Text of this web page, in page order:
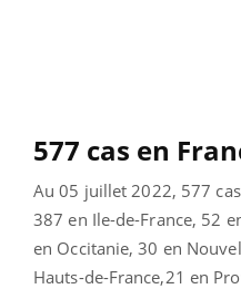
577 cas en
Au 05 juillet 2022, 577
387 en Ile-de-France, 52
en Occitanie, 30 en
Hauts-de-France,21 en